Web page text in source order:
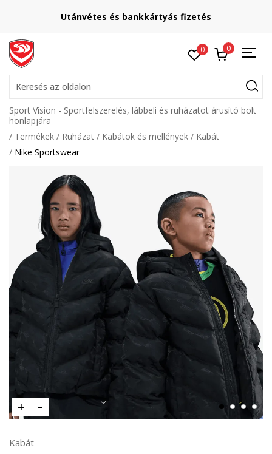
Utánvétes és bankkártyás fizetés
0 0
Keresés az oldalon
Sport Vision - Sportfelszerelés, lábbeli és ruházatot árusító bolt
honlapjára
Termékek
Ruházat Kabátok és mellények
Kabát
Nike Sportswear
Kabát